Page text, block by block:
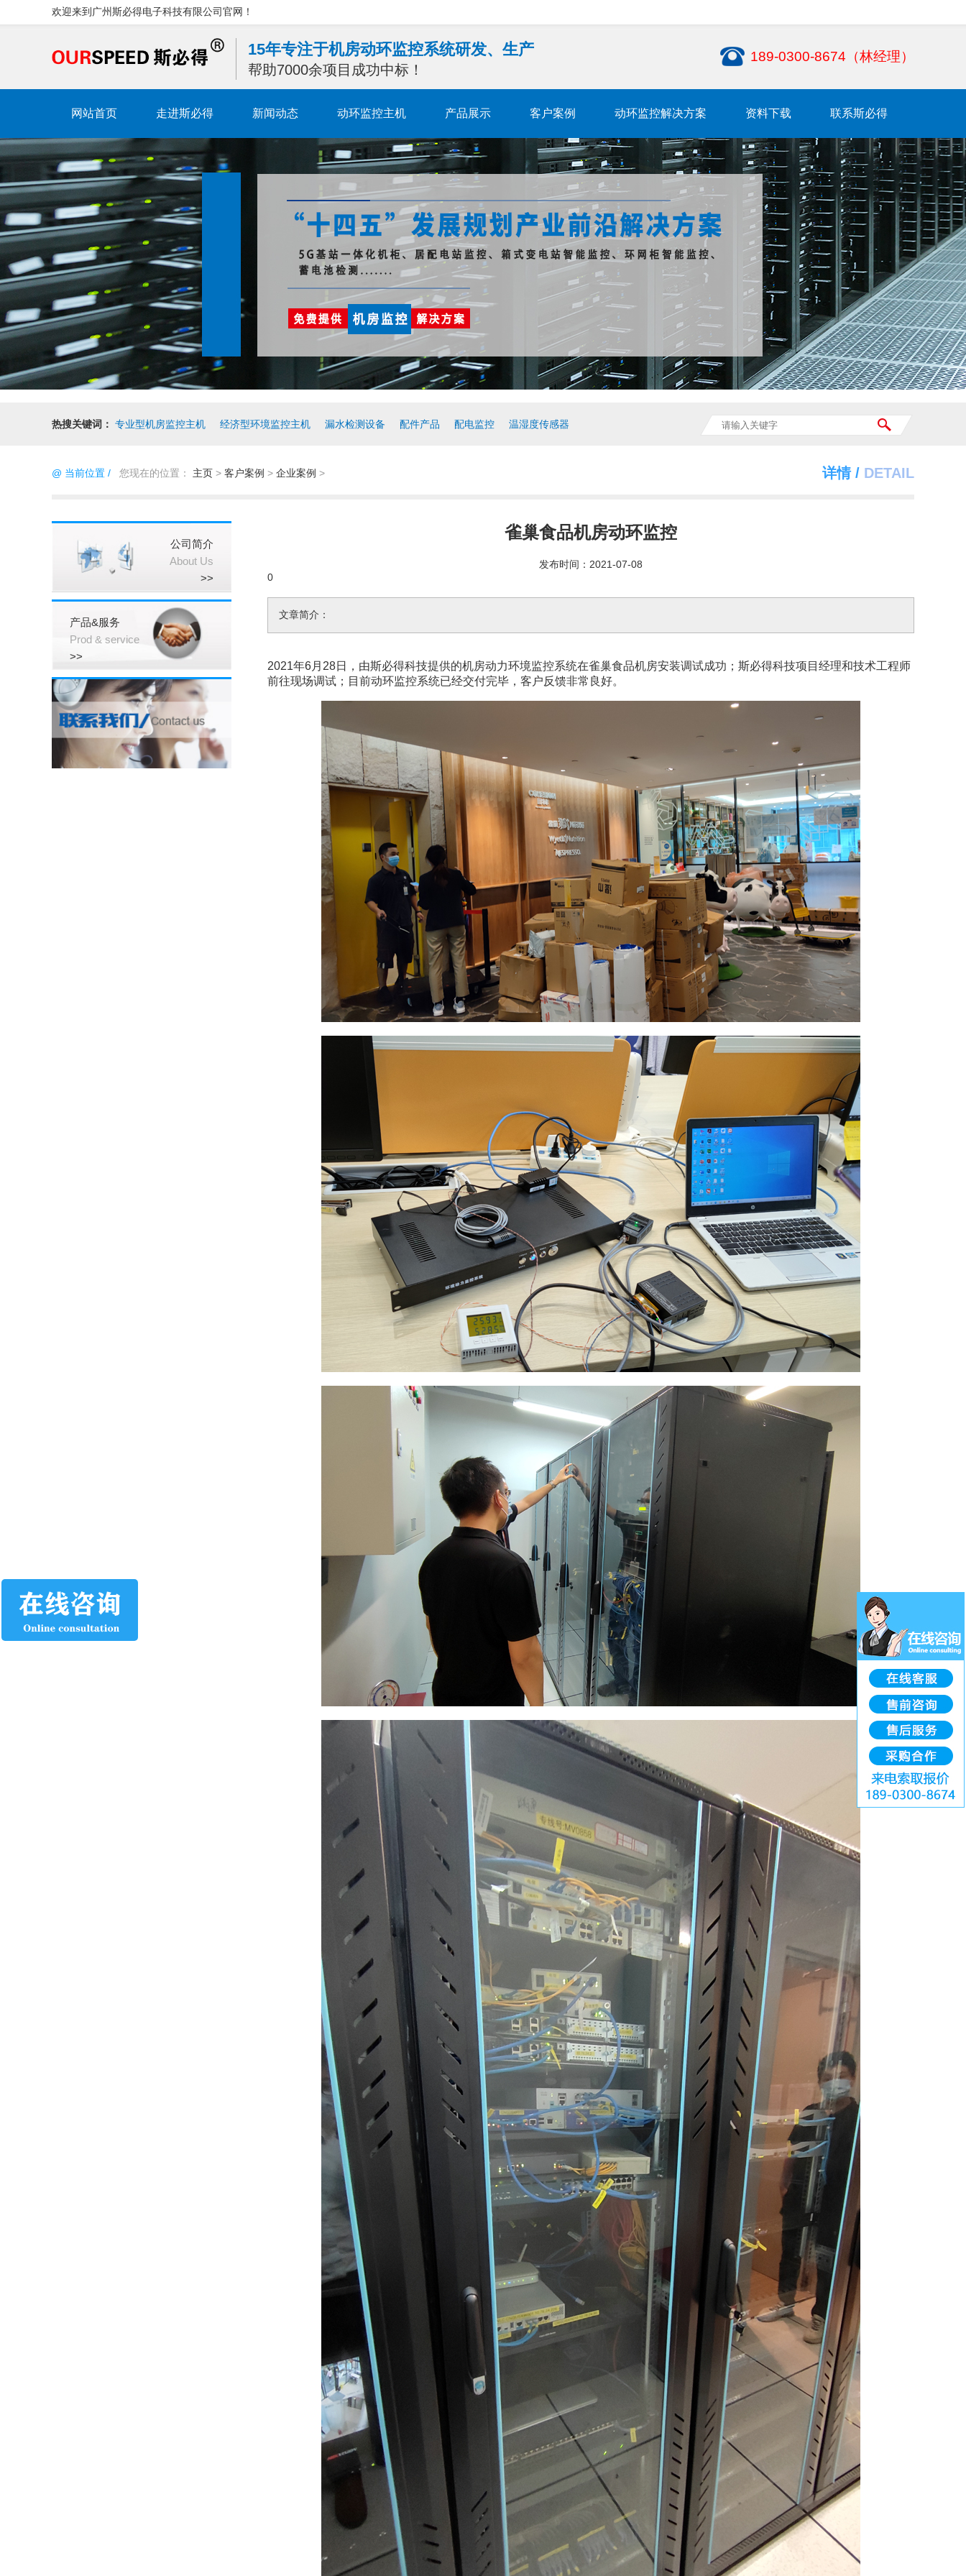
欢迎来到广州斯必得电子科技有限公司官网！
15年专注于机房动环监控系统研发、生产
帮助7000余项目成功中标！
189-0300-8674（林经理）
网站首页 走进斯必得 新闻动态 动环监控主机 产品展示 客户案例 动环监控解决方案 资料下载 联系斯必得
热搜关键词： 专业型机房监控主机 经济型环境监控主机 漏水检测设备 配件产品 配电监控 温湿度传感器
@ 当前位置 / 您现在的位置： 主页 > 客户案例 > 企业案例 > 详情 / DETAIL
公司简介
About Us
>>
产品&服务
Prod & service
>>
雀巢食品机房动环监控
发布时间：2021-07-08
0
文章简介：
2021年6月28日，由斯必得科技提供的机房动力环境监控系统在雀巢食品机房安装调试成功；斯必得科技项目经理和技术工程师
前往现场调试；目前动环监控系统已经交付完毕，客户反馈非常良好。